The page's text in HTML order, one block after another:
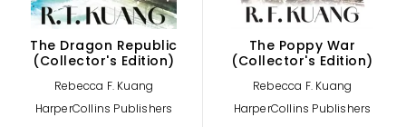
The Dragon Republic
(Collector's Edition)
Rebecca F. Kuang
HarperCollins Publishers
The Poppy War
(Collector's Edition)
Rebecca F. Kuang
HarperCollins Publishers